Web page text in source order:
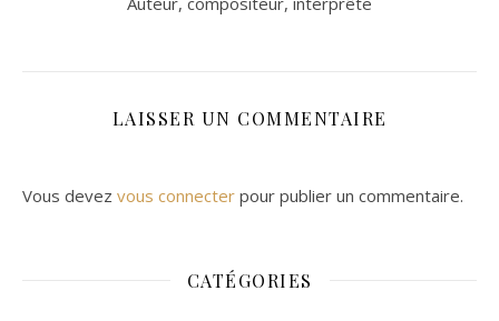
LAISSER UN COMMENTAIRE
Vous devez vous connecter pour publier un commentaire.
CATÉGORIES